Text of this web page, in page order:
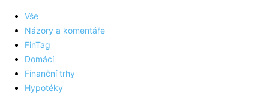
Vše
Názory a komentáře
FinTag
Domácí
Finanční trhy
Hypotéky